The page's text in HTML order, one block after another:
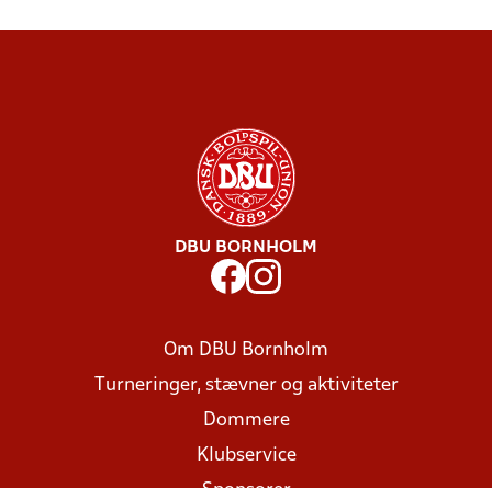
DBU BORNHOLM
Om DBU Bornholm
Turneringer, stævner og aktiviteter
Dommere
Klubservice